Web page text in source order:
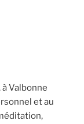
Valbonne
et au